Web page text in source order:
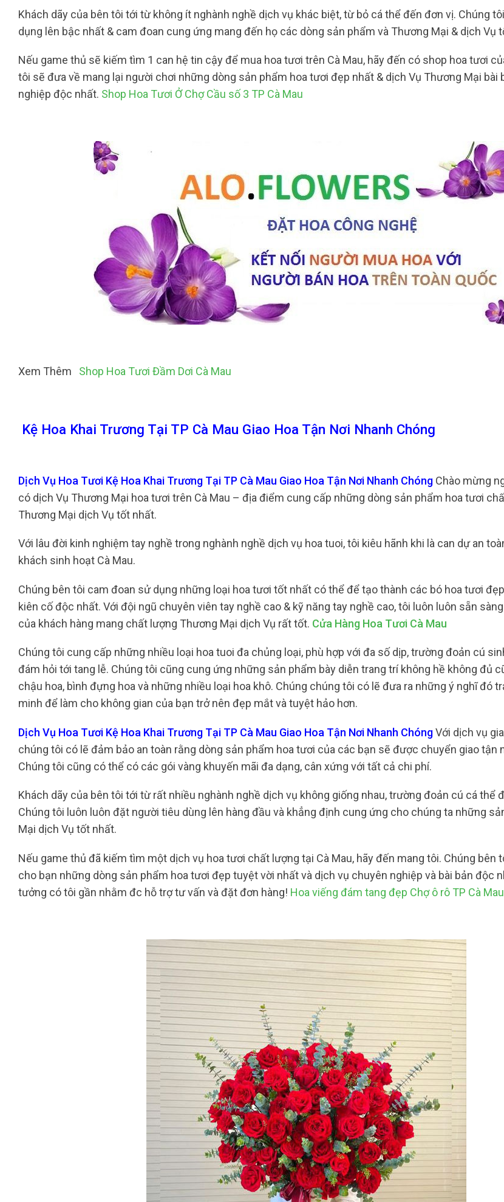
Khách dãy của bên tôi tới từ không ít nghành nghề dịch vụ khác biệt, từ bỏ cá thể đến đơn vị. Chúng
dụng lên bậc nhất & cam đoan cung ứng mang đến họ các dòng sản phẩm và Thương Mại & dịch Vụ
Nếu game thủ sẽ kiếm tìm 1 can hệ tin cậy để mua hoa tươi trên Cà Mau, hãy đến có shop hoa tươi
tôi sẽ đưa về mang lại người chơi những dòng sản phẩm hoa tươi đẹp nhất & dịch Vụ Thương Mại bài
nghiệp độc nhất. Shop Hoa Tươi Ở Chợ Cầu số 3 TP Cà Mau
Xem Thêm Shop Hoa Tươi Đầm Dơi Cà Mau
Kệ Hoa Khai Trương Tại TP Cà Mau Giao Hoa Tận Nơi Nhanh Chóng
Dịch Vụ Hoa Tươi Kệ Hoa Khai Trương Tại TP Cà Mau Giao Hoa Tận Nơi Nhanh Chóng Chào mừng
có dịch Vụ Thương Mại hoa tươi trên Cà Mau – địa điểm cung cấp những dòng sản phẩm hoa tươi
Thương Mại dịch Vụ tốt nhất.
Với lâu đời kinh nghiệm tay nghề trong nghành nghề dịch vụ hoa tuoi, tôi kiêu hãnh khi là can dự an
khách sinh hoạt Cà Mau.
Chúng bên tôi cam đoan sử dụng những loại hoa tươi tốt nhất có thể để tạo thành các bó hoa tươi
kiên cố độc nhất. Với đội ngũ chuyên viên tay nghề cao & kỹ năng tay nghề cao, tôi luôn luôn sẵn
của khách hàng mang chất lượng Thương Mại dịch Vụ rất tốt. Cửa Hàng Hoa Tươi Cà Mau
Chúng tôi cung cấp những nhiều loại hoa tuoi đa chủng loại, phù hợp với đa số dịp, trường đoản cú
đám hỏi tới tang lễ. Chúng tôi cũng cung ứng những sản phẩm bày diễn trang trí không hề không đủ
chậu hoa, bình đựng hoa và những nhiều loại hoa khô. Chúng chúng tôi có lẽ đưa ra những ý nghĩ đó
minh để làm cho không gian của bạn trở nên đẹp mắt và tuyệt hảo hơn.
Dịch Vụ Hoa Tươi Kệ Hoa Khai Trương Tại TP Cà Mau Giao Hoa Tận Nơi Nhanh ChóngVới dịch vụ
chúng tôi có lẽ đảm bảo an toàn rằng dòng sản phẩm hoa tươi của các bạn sẽ được chuyển giao tận
Chúng tôi cũng có thể có các gói vàng khuyến mãi đa dạng, cân xứng với tất cả chi phí.
Khách dãy của bên tôi tới từ rất nhiều nghành nghề dịch vụ không giống nhau, trường đoản cú cá thể
Chúng tôi luôn luôn đặt người tiêu dùng lên hàng đầu và khẳng định cung ứng cho chúng ta những
Mại dịch Vụ tốt nhất.
Nếu game thủ đã kiếm tìm một dịch vụ hoa tươi chất lượng tại Cà Mau, hãy đến mang tôi. Chúng bên
cho bạn những dòng sản phẩm hoa tươi đẹp tuyệt vời nhất và dịch vụ chuyên nghiệp và bài bản độc
tưởng có tôi gần nhằm đc hỗ trợ tư vấn và đặt đơn hàng! Hoa viếng đám tang đẹp Chợ ô rô TP Cà Mau